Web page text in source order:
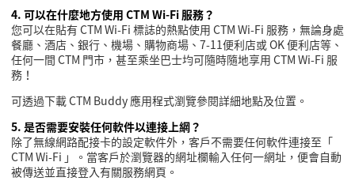
4. 可以在什麼地方使用 CTM Wi-Fi服務？
您可以在貼有CTM Wi-Fi 標誌的熱點使用 CTM Wi-Fi 服務，無論身處
餐廳、酒店、銀行、機場、購物商場、 7-11便利店或OK便利店等、
任何一間 CTM 門市，甚至乘坐巴士均可隨時隨地享用 CTM Wi-Fi 服
務！
可透過下載CTM Buddy 應用程式瀏覽參閱詳細地點及位置。
5. 是否需要安裝任何軟件以連接上網？
除了無線網路配接卡的設定軟件外，客戶不需要任何軟件連接至「
CTM Wi-Fi 」。當客戶於瀏覽器的網址欄輸入任何一網址，便會自動
被傳送並直接登入有關服務網頁。